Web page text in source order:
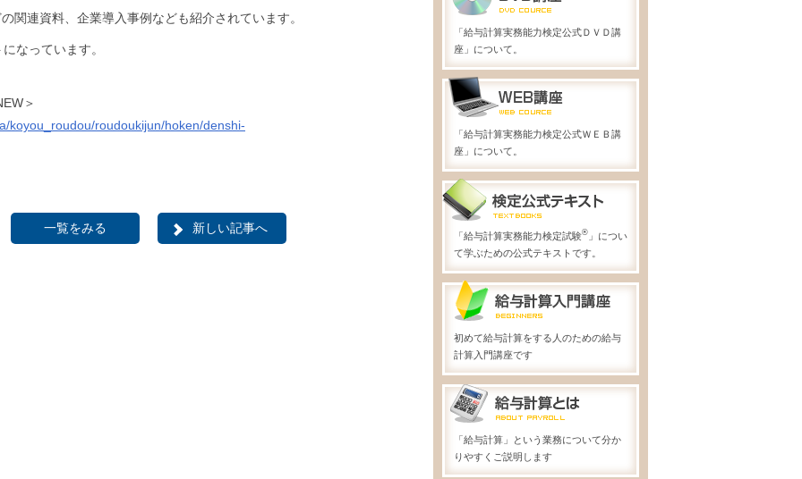
関連資料、企業導入事例なども紹介されています。
なっています。
＞
koyou_roudou/roudoukijun/hoken/denshi-
一覧をみる 新しい記事へ
「給与計算実務能力検定公式ＤＶＤ講
座」について。
「給与計算実務能力検定公式ＷＥＢ講
座」について。
「給与計算実務能力検定試験® 」につい
て学ぶための公式テキストです。
初めて給与計算をする人のための給与
計算入門講座です
「給与計算」という業務について分か
りやすくご説明します